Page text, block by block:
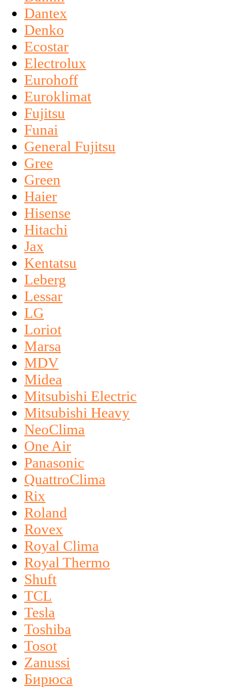
Dantex
Denko
Ecostar
Electrolux
Eurohoff
Euroklimat
Fujitsu
Funai
General Fujitsu
Gree
Green
Haier
Hisense
Hitachi
Jax
Kentatsu
Leberg
Lessar
LG
Loriot
Marsa
MDV
Midea
Mitsubishi Electric
Mitsubishi Heavy
NeoClima
One Air
Panasonic
QuattroClima
Rix
Roland
Rovex
Royal Clima
Royal Thermo
Shuft
TCL
Tesla
Toshiba
Tosot
Zanussi
Бирюса